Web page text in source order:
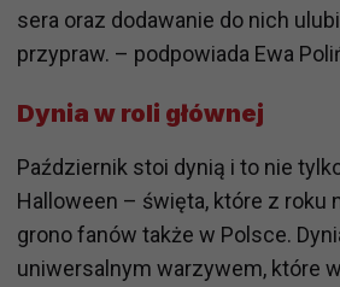
sera oraz dodawanie do nich
przypraw. – podpowiada Ewa
Dynia w roli głównej
Październik stoi dynią i to nie
Halloween – święta, które z roku
grono fanów także w Polsce.
uniwersalnym warzywem, które